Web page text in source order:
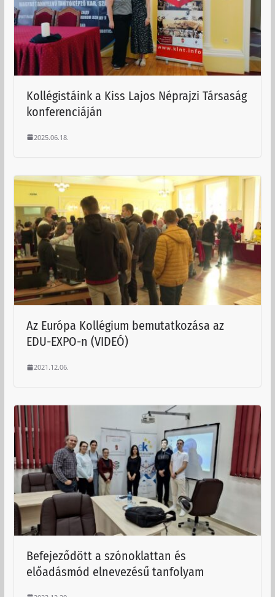
Kollégistáink a Kiss Lajos Néprajzi Társaság
konferenciáján
2025.06.18.
Az Európa Kollégium bemutatkozása az
EDU-EXPO-n (VIDEÓ)
2021.12.06.
Befejeződött a szónoklattan és
előadásmód elnevezésű tanfolyam